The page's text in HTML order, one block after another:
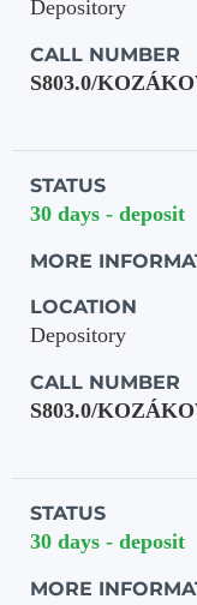
Depository
CALL NUMBER
S803.0/
STATUS
30 days - deposit
MORE
LOCATION
Depository
CALL NUMBER
S803.0/
STATUS
30 days - deposit
MORE